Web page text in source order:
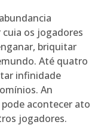
os jogadores
briquitar
Até quatro
infinidade
An
acontecer ato
jogadores.